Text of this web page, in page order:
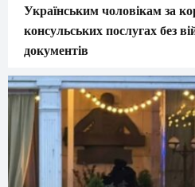
Українським чоловікам за
консульських послугах без
документів